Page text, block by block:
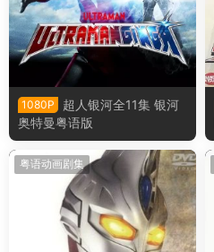
1080P
超人银河全11集 银河
奥特曼粤语版
粤语动画剧集